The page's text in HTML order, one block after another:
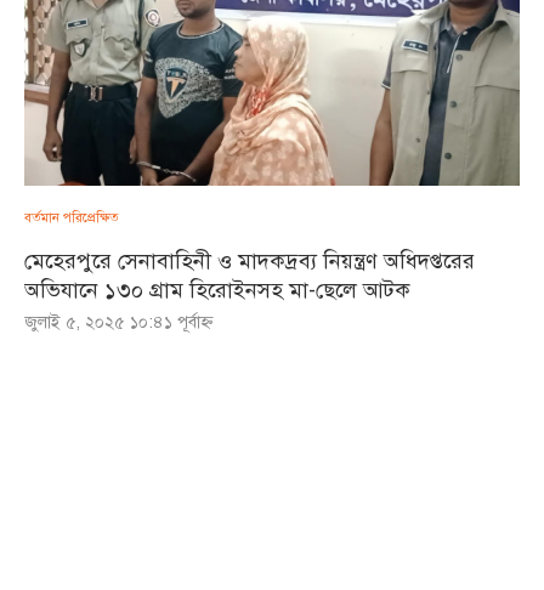
বর্তমান পরিপ্রেক্ষিত
মেহেরপুরে সেনাবাহিনী ও মাদকদ্রব্য নিয়ন্ত্রণ অধিদপ্তরের
অভিযানে ১৩০ গ্রাম হিরোইনসহ মা-ছেলে আটক
জুলাই ৫, ২০২৫ ১০:৪১ পূর্বাহ্ণ